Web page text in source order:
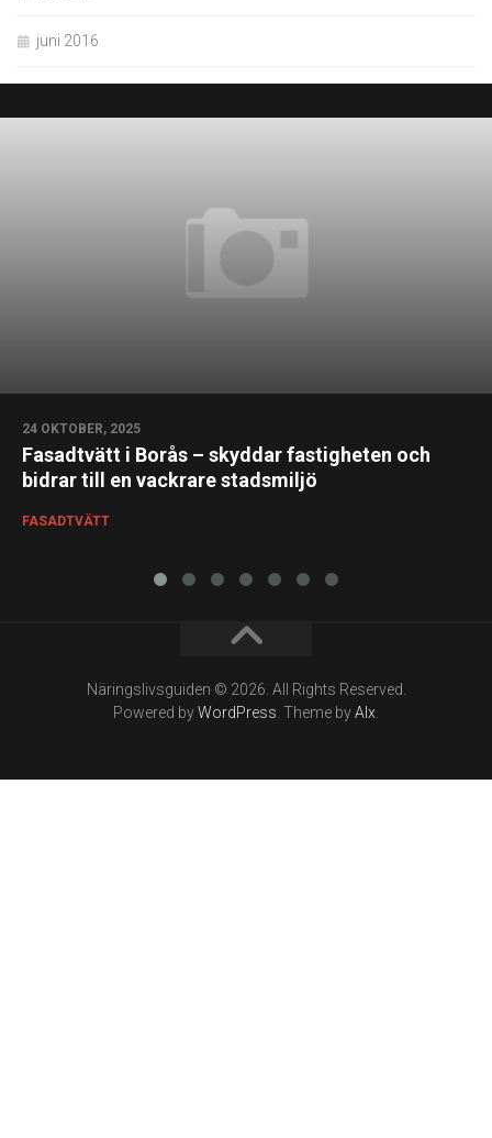
juni 2016
24 OKTOBER, 2025
Fasadtvätt i Borås – skyddar fastigheten och
bidrar till en vackrare stadsmiljö
FASADTVÄTT
Näringslivsguiden © 2026. All Rights Reserved.
Powered byWordPress. Theme byAlx.